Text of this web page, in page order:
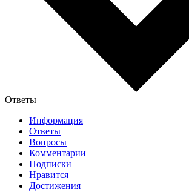
Ответы
Информация
Ответы
Вопросы
Комментарии
Подписки
Нравится
Достижения